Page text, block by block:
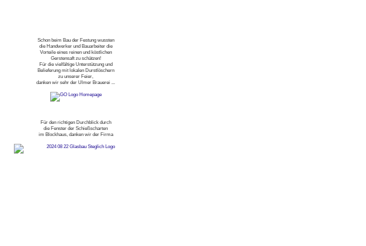
Schon beim Bau der Festung wussten
die Handwerker und Bauarbeiter die
Vorteile eines reinen und köstlichen
Gerstensaft zu schätzen!
Für die vielfältige Unterstützung und
Belieferung mit lokalen Durstlöschern
zu unserer Feier,
danken wir sehr der Ulmer Brauerei ...
Für den richtigen Durchblick durch
die Fenster der Schießscharten
im Blockhaus, danken wir der Firma